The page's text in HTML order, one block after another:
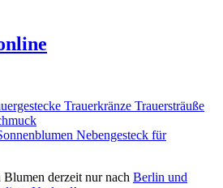
Trauerkränze Trauersträuße
Nebengesteck für
derzeit nur nach Berlin und